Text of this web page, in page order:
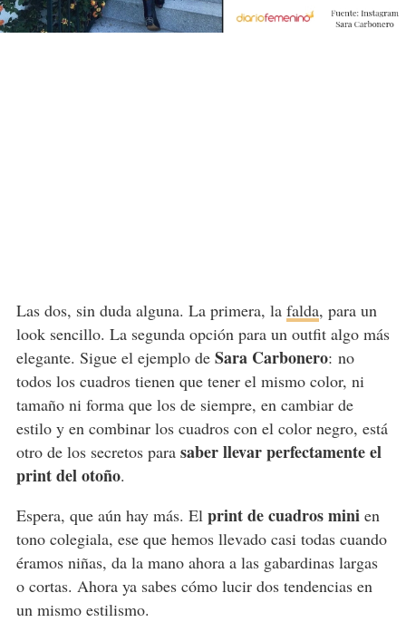
Las dos, sin duda alguna. La primera, la falda, para un
look sencillo. La segunda opción para un outfit algo más
elegante. Sigue el ejemplo de Sara Carbonero: no
todos los cuadros tienen que tener el mismo color, ni
tamaño ni forma que los de siempre, en cambiar de
estilo y en combinar los cuadros con el color negro, está
otro de los secretos parasaber llevar perfectamente el
print del otoño.
Espera, que aún hay más. El print de cuadros minien
tono colegiala, ese que hemos llevado casi todas cuando
éramos niñas, da la mano ahora a las gabardinas largas
o cortas. Ahora ya sabes cómo lucir dos tendencias en
un mismo estilismo.